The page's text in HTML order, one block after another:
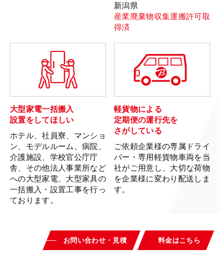
新潟県
産業廃棄物収集運搬許可取
得済
大型家電一括搬入
設置をしてほしい
ホテル、社員寮、マンショ
ン、モデルルーム、病院、
介護施設、学校官公庁庁
舎、その他法人事業所など
への大型家電、大型家具の
一括搬入・設置工事を行っ
ております。
軽貨物による
定期便の運行先を
さがしている
ご依頼企業様の専属ドライ
バー・専用軽貨物車両を当
社がご用意し、大切な荷物
を企業様に変わり配送しま
す。
お問い合わせ・見積 料金はこちら